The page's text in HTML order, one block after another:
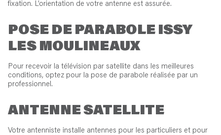
fixation. L’orientation de votre antenne est assurée.
POSE DE PARABOLE ISSY
LES MOULINEAUX
Pour recevoir la télévision par satellite dans les meilleures
conditions, optez pour la pose de parabole réalisée par un
professionnel.
ANTENNE SATELLITE
Votre antenniste installe antennes pour les particuliers et pour